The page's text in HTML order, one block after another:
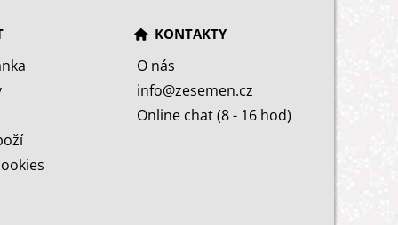
KONTAKTY
O nás
info@zesemen.cz
Online chat (8 - 16 hod)